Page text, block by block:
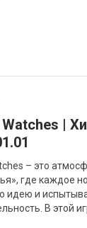
Watches |
– это
где каждое
идею и
В этой